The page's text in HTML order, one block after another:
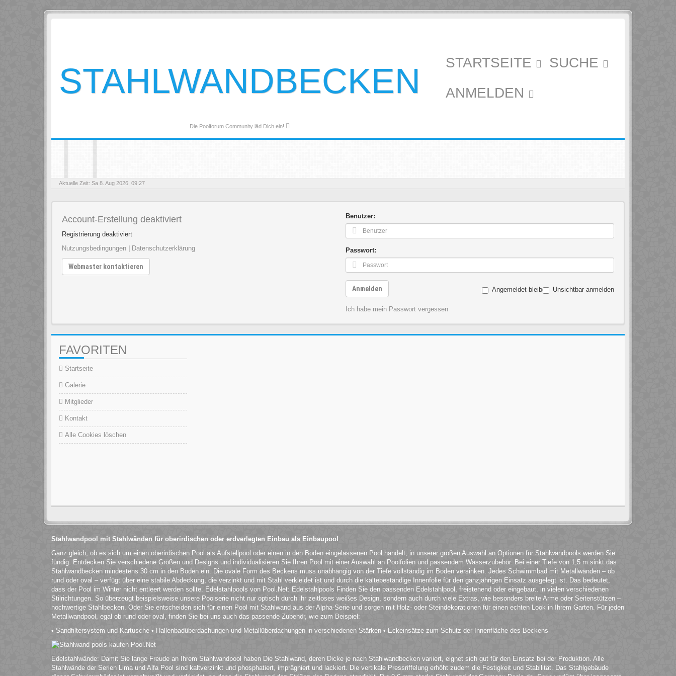
STAHLWANDBECKEN
Die Poolforum Community läd Dich ein!
STARTSEITE
SUCHE
ANMELDEN
Aktuelle Zeit: Sa 8. Aug 2026, 09:27
Account-Erstellung deaktiviert
Registrierung deaktiviert
Nutzungsbedingungen
Datenschutzerklärung
Webmaster kontaktieren
Benutzer:
Passwort:
Angemeldet bleiben Unsichtbar anmelden
Anmelden
Ich habe mein Passwort vergessen
FAVORITEN
Startseite
Galerie
Mitglieder
Kontakt
Alle Cookies löschen
Stahlwandpool mit Stahlwänden für oberirdischen oder erdverlegten Einbau als Einbaupool
Ganz gleich, ob es sich um einen oberirdischen Pool als Aufstellpool oder einen in den Boden eingelassenen Pool handelt, in unserer großen Auswahl an Optionen für Stahlwandpools werden Sie
fündig. Entdecken Sie verschiedene Größen und Designs und individualisieren Sie Ihren Pool mit einer Auswahl an Poolfolien und passendem Wasserzubehör. Bei einer Tiefe von 1,5 m sinkt das
Stahlwandbecken mindestens 30 cm in den Boden ein. Die ovale Form des Beckens muss unabhängig von der Tiefe vollständig im Boden versinken. Jedes Schwimmbad mit Metallwänden – ob
rund oder oval – verfügt über eine stabile Abdeckung, die verzinkt und mit Stahl verkleidet ist und durch die kältebeständige Innenfolie für den ganzjährigen Einsatz ausgelegt ist. Das bedeutet,
dass der Pool im Winter nicht entleert werden sollte. Edelstahlpools von Pool.Net: Edelstahlpools Finden Sie den passenden Edelstahlpool, freistehend oder eingebaut, in vielen verschiedenen
Stilrichtungen. So überzeugt beispielsweise unsere Poolserie nicht nur optisch durch ihr zeitloses weißes Design, sondern auch durch viele Extras, wie besonders breite Arme oder Seitenstützen –
hochwertige Stahlbecken. Oder Sie entscheiden sich für einen Pool mit Stahlwand aus der Alpha-Serie und sorgen mit Holz- oder Steindekorationen für einen echten Look in Ihrem Garten. Für jeden
Metallwandpool, egal ob rund oder oval, finden Sie bei uns auch das passende Zubehör, wie zum Beispiel:
• Sandfiltersystem und Kartusche • Hallenbadüberdachungen und Metallüberdachungen in verschiedenen Stärken • Eckeinsätze zum Schutz der Innenfläche des Beckens
Edelstahlwände: Damit Sie lange Freude an Ihrem Stahlwandpool haben Die Stahlwand, deren Dicke je nach Stahlwandbecken variiert, eignet sich gut für den Einsatz bei der Produktion. Alle
Stahlwände der Serien Lima und Alfa Pool sind kaltverzinkt und phosphatiert, imprägniert und lackiert. Die vertikale Pressriffelung erhöht zudem die Festigkeit und Stabilität. Das Stahlgebäude